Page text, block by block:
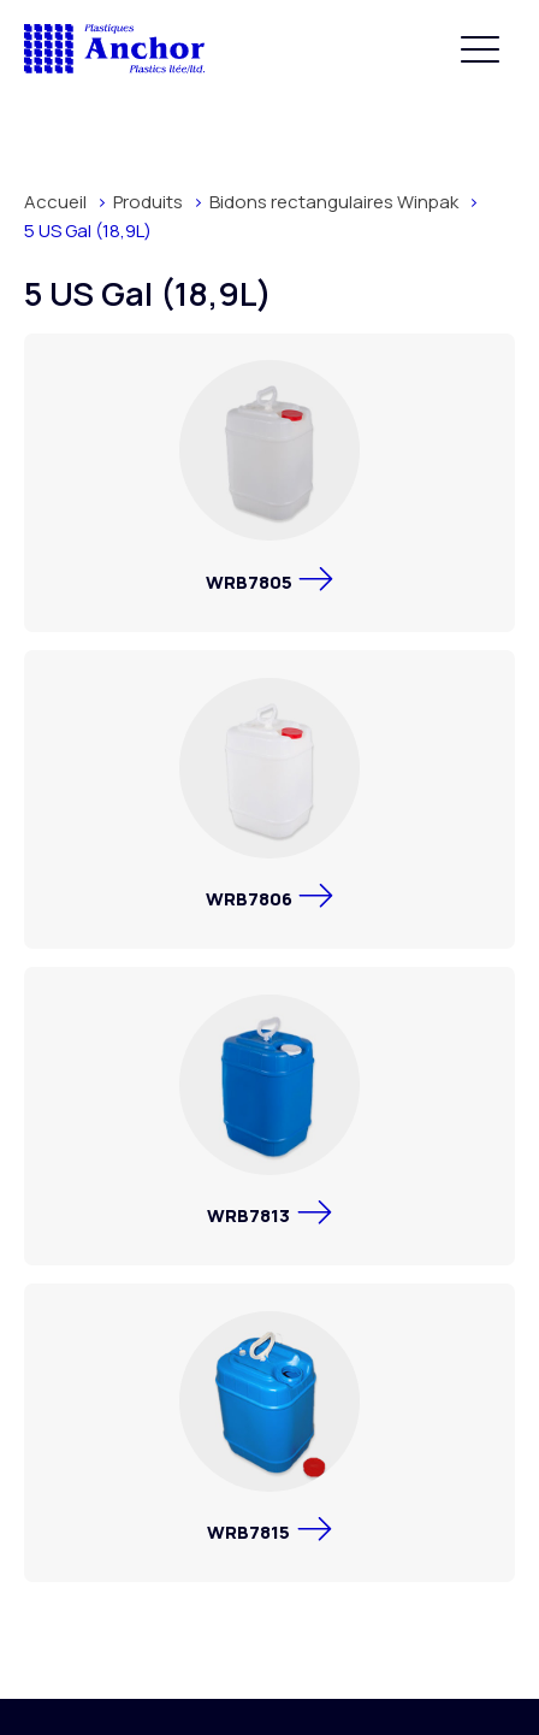
Accueil Produits
Bidons rectangulaires Winpak
5 US Gal (18,9L)
5 US Gal (18,9L)
WRB7805
WRB7806
WRB7813
WRB7815